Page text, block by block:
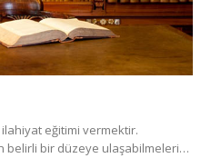
ilahiyat eğitimi vermektir.
belirli bir düzeye ulaşabilmeleri…